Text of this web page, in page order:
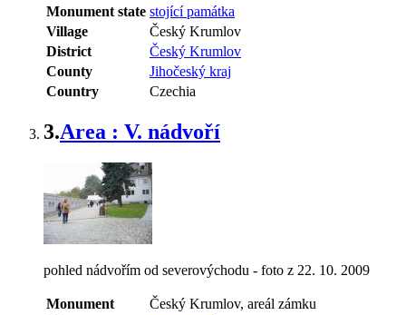
Monument state stojící památka
Village
Český Krumlov
District
Český Krumlov
County
Jihočeský kraj
Country
Czechia
3.Area : V. nádvoří
pohled nádvořím od severovýchodu - foto z 22. 10. 2009
Monument
Český Krumlov, areál zámku